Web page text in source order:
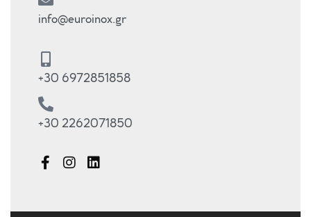
info@euroinox.gr
+30 6972851858
+30 2262071850